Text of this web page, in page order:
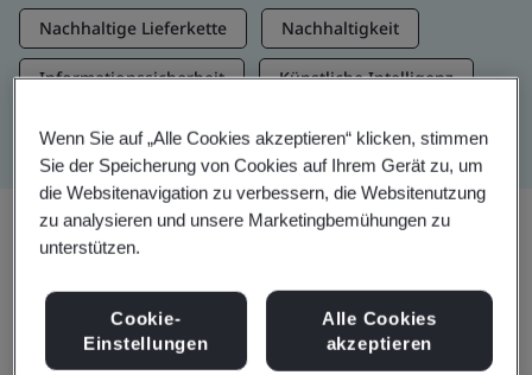
Nachhaltige Lieferkette
Nachhaltigkeit
Informationssicherheit Künstliche Intelligenz
Net Zero
Insights & Medien
Aktuelle Insights
Wenn Sie auf „Alle Cookies akzeptieren“ klicken, stimmen
Sie der Speicherung von Cookies auf Ihrem Gerät zu, um
die Websitenavigation zu verbessern, die Websitenutzung
zu analysieren und unsere Marketingbemühungen zu
unterstützen.
Cookie-
Einstellungen
Alle Cookies
akzeptieren